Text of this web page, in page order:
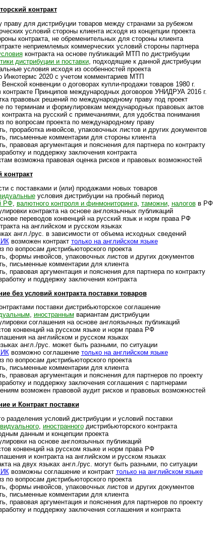
контракт
праву для дистрибуции това­ров между стра­нами за рубе­жом
условий стороны клие­нта исходя из кон­цеп­ции про­екта
контракта, не обре­ме­ни­те­ль­ных для сто­роны кли­ента
непри­ем­ле­мых ком­мер­чес­ких усло­вий сто­роны парт­нера
конт­ра­кта на основе пуб­ли­ка­ций МТП по дист­ри­буции
дист­ри­бу­ции и пос­тавки, под­хо­дя­щие к дан­ной дист­ри­буции
условия исходя из особен­нос­тей про­екта
Инкотермс 2020 с уче­том ком­мен­та­риев МТП
конвенции о дого­во­рах купли-­про­дажи това­ров 1980 г.
контракте Принци­пов меж­ду­на­род­ных дого­во­ров УНИДРУА 2016 г.
правовых реше­ний по меж­ду­на­род­ному праву под про­ект
по терминам и фор­му­ли­ров­кам меж­ду­на­род­ных пра­во­вых актов
на русский с при­ме­ча­ни­ями, для удоб­ства пони­мания
по вопросам про­екта по меж­ду­на­род­ному праву
проработка инвойсов, упа­ко­воч­ных лис­тов и дру­гих доку­мен­тов
письменные ком­мен­та­рии для сто­роны кли­ента
правовая аргумен­та­ция и пояс­не­ния для парт­нера по конт­ракту
и под­дер­жку заклю­че­ния конт­ракта
возможна пра­во­вая оце­нка рис­ков и пра­во­вых воз­мож­ностей
с поставками и (или) прода­жами новых това­ров
условия дист­ри­бу­ции на проб­ный период
РФ, валютного конт­роля и фин­мо­ни­то­ри­нга, тамо­жни, нало­говв РФ
контракта на основе анг­ло­языч­ных пуб­ли­ка­ций
пере­во­дов кон­вен­ций на рус­ский язык и норм права РФ
на английском и рус­ском язы­ках
англ./рус. в зависимости от объ­ема исход­ных све­де­ний
возможен конт­ракт только на анг­лий­ском языке
по вопросам дист­ри­бью­тор­ского про­екта
формы инвойсов, упако­воч­ных лис­тов и дру­гих доку­мен­тов
письменные ком­мен­та­рии для кли­ента
правовая аргументация и пояс­не­ния для парт­нера по конт­ракту
и под­дер­жку заклю­че­ния конт­ракта
без условий конт­ракта поста­вки това­ров
поставки дистри­бью­тор­ское согла­шение
, ино­ст­ран­ным вари­ан­там дист­ри­буции
соглашения на основе англо­языч­ных пуб­ли­ка­ций
конвен­ций на рус­ском языке и норм права РФ
на англий­ском и рус­ском язы­ках
англ./рус. может быть раз­ными, по ситу­ации
возможно согла­шение только на анг­лий­ском языке
по вопросам дист­рибью­тор­ского про­екта
письменные ком­мен­та­рии для кли­ента
правовая аргументация и поясне­ния для парт­неров по про­екту
и поддержку заключения согла­ше­ния с парт­не­рами
возможен пра­во­вой аудит рис­ков и пра­во­вых воз­мож­ностей
и Контракт поставки
разделения условий дистрибуции и усло­вий поста­вки
, ино­ст­ран­ногодист­ри­бью­тор­ского конт­ракта
данным и концеп­ции прое­кта
на основе англо­языч­ных пуб­ли­ка­ций
кон­вен­ций на рус­ском языке и норм права РФ
и контракта на анг­лий­ском и рус­ском язы­ках
на двух языках англ./рус. могут быть раз­ными, по ситу­ации
возможны согла­шение и конт­ракт только на анг­лий­ском языке
по вопросам дист­ри­бью­тор­ского про­екта
формы инвойсов, упа­ко­во­ч­ных лис­тов и дру­гих доку­мен­тов
письменные ком­мен­та­рии для кли­ента
правовая аргументация и поясне­ния для парт­не­ров по про­екту
и поддержку заклю­че­ния согла­ше­ния и конт­ракта